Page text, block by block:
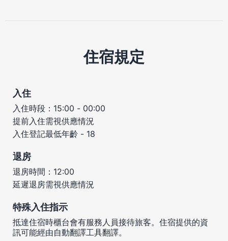
住宿規定
入住
入住時段：15:00 - 00:00
提前入住需視供應情況
入住登記最低年齡 - 18
退房
退房時間：12:00
延遲退房需視供應情況
特殊入住指示
抵達住宿時櫃台會有服務人員接待旅客。住宿提供的資
訊可能經由自動翻譯工具翻譯。